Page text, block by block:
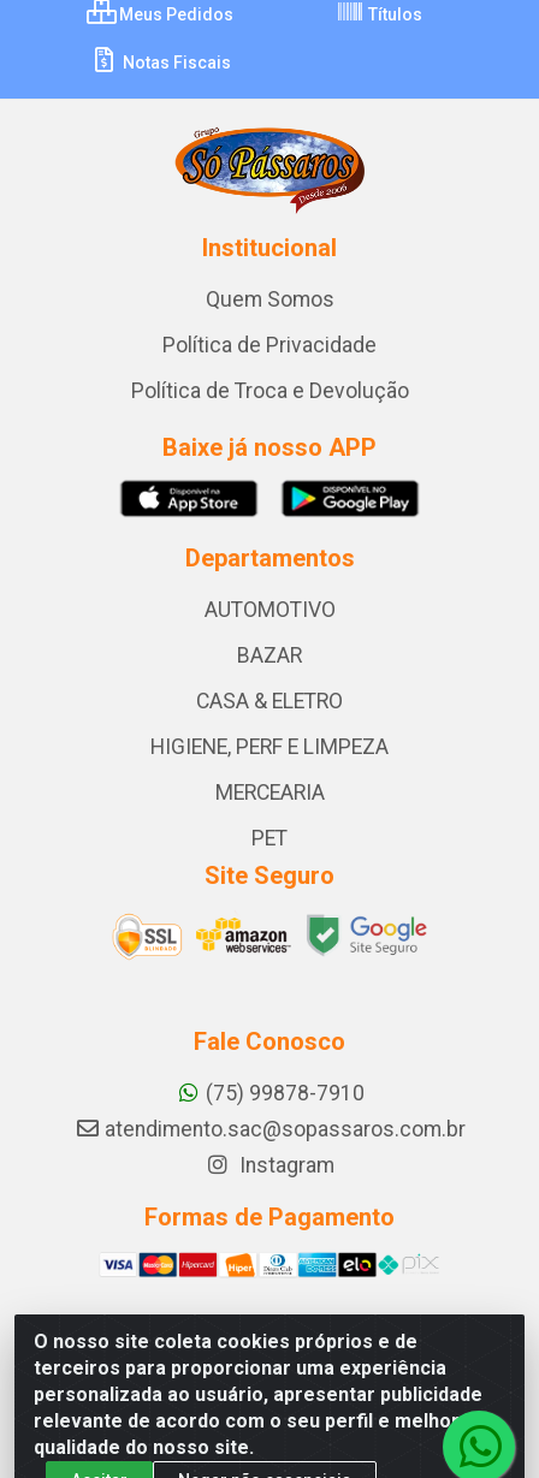
O nosso site coleta cookies próprios e de
terceiros para proporcionar uma experiência
personalizada ao usuário, apresentar publicidade
relevante de acordo com o seu perfil e melhorar a
qualidade do nosso site.
Meus Pedidos Títulos
Notas Fiscais
Institucional
Quem Somos
Política de Privacidade
Política de Troca e Devolução
Baixe já nosso APP
Departamentos
AUTOMOTIVO
BAZAR
CASA & ELETRO
HIGIENE, PERF E LIMPEZA
MERCEARIA
PET
Site Seguro
Fale Conosco
(75) 99878-7910
atendimento.sac@sopassaros.com.br
Instagram
Formas de Pagamento
A PINA DOS SANTOS DELEZZOTTE LTDA - RODOVIA BA
233, 27 - ZONA RURAL, ITABERABA/BA - CEP 46.880-
000 - CNPJ 30.578.948/0001-90